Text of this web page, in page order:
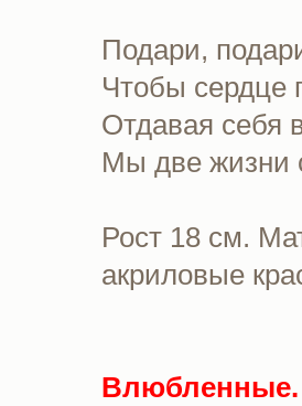
Подари,
Чтобы сердце
Отдавая себя
Мы две жизни
Рост 18 см.
акриловые
Влюбленные.